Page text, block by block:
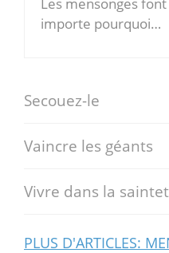
importe pourquoi…
Secouez-le
Vaincre les géants
Vivre dans la
PLUS D'ARTICLES: